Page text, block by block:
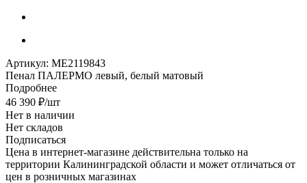
Артикул: МЕ2119843
Пенал ПАЛЕРМО левый, белый матовый
Подробнее
46 390 ₽/шт
Нет в наличии
Нет складов
Подписаться
Цена в интернет-магазине действительна только на
территории Калининградской области и может отличаться от
цен в розничных магазинах